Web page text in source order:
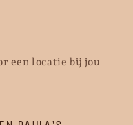
een locatie bij jou